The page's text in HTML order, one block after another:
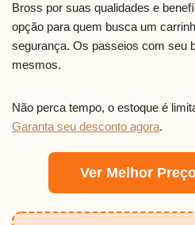
Bross por suas qualidades e
opção para quem busca um
segurança. Os passeios com seu
mesmos.
Não perca tempo, o estoque é
Garanta seu desconto agora.
Ver Melhor